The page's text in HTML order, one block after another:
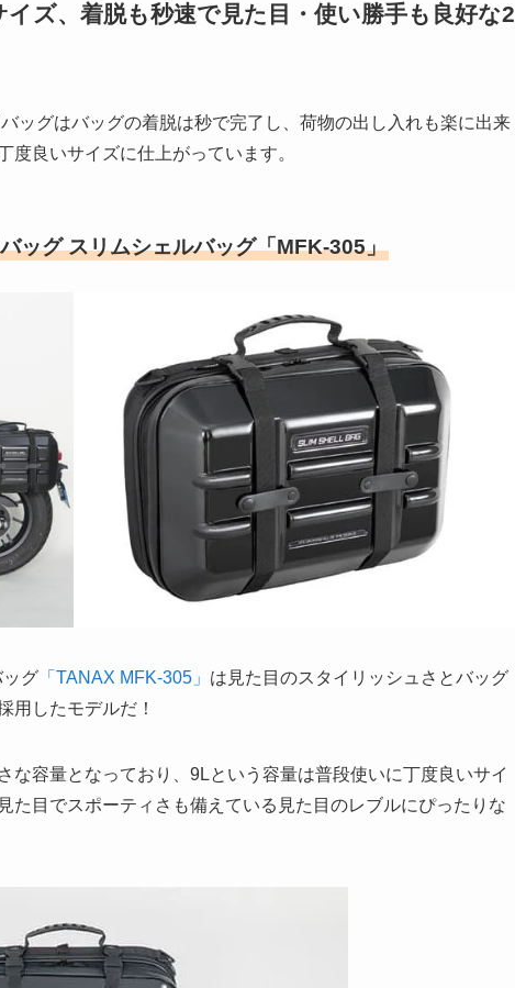
ズ、着脱も秒速で見た目・使い勝手も良好な2
ッグはバッグの着脱は秒で完了し、荷物の出し入れも楽に出来
度良いサイズに仕上がっています。
ッグ スリムシェルバッグ「MFK-305」
グ 「TANAX MFK-305」 は見た目のスタイリッシュさとバッグ
用したモデルだ！
な容量となっており、9Lという容量は普段使いに丁度良いサイ
た目でスポーティさも備えている見た目のレブルにぴったりな